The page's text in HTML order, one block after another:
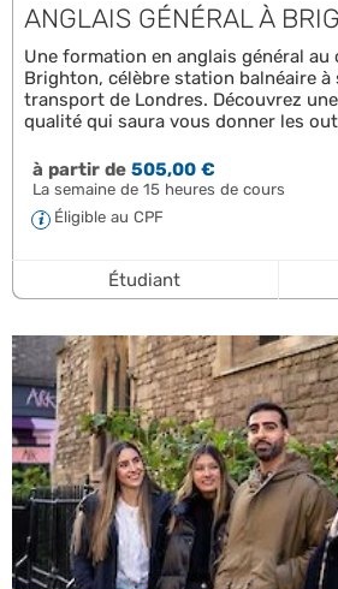
ANGLAIS GÉNÉRAL À
Une formation en anglais général
Brighton, célèbre station balnéaire à
transport de Londres. Découvrez
qualité qui saura vous donner les
à partir de505,00 €
La semaine de 15 heures de cours
Éligible au CPF
Étudiant